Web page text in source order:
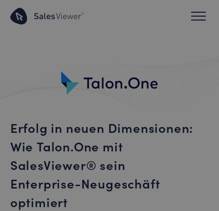
Erfolg in neuen Dimensionen:
Wie Talon.One mit
SalesViewer® sein
Enterprise-Neugeschäft
optimiert